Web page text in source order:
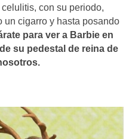
con su periodo,
un cigarro y hasta posando
para ver a Barbie en
su pedestal de reina de